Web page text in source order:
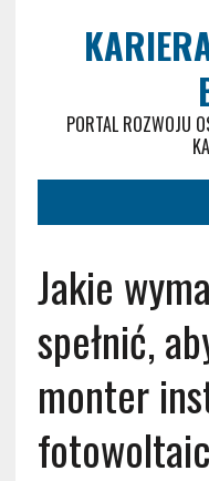
PORTAL ROZWOJU
Jakie
spełnić,
monter